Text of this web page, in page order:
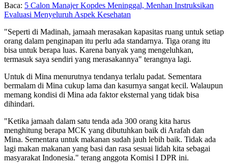
Baca: 5 Calon Manajer Kopdes Meninggal, Menhan Instruksikan
Evaluasi Menyeluruh Aspek Kesehatan
"Seperti di Madinah, jamaah merasakan kapasitas ruang untuk setiap
orang dalam penginapan itu perlu ada standarnya. Tiga orang itu
bisa untuk berapa luas. Karena banyak yang mengeluhkan,
termasuk saya sendiri yang merasakannya" terangnya lagi.
Untuk di Mina menurutnya tendanya terlalu padat. Sementara
bermalam di Mina cukup lama dan kasurnya sangat kecil. Walaupun
memang kondisi di Mina ada faktor eksternal yang tidak bisa
dihindari.
"Ketika jamaah dalam satu tenda ada 300 orang kita harus
menghitung berapa MCK yang dibutuhkan baik di Arafah dan
Mina. Sementara untuk makanan sudah jauh lebih baik. Tidak ada
lagi makan makanan yang basi dan rasa sesuai lidah kita sebagai
masyarakat Indonesia." terang anggota Komisi I DPR ini.